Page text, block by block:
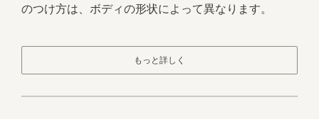
のつけ方は、ボディの形状によって異なります。
もっと詳しく